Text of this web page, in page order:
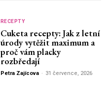
RECEPTY
Cuketa recepty: Jak z letní
úrody vytěžit maximum a
proč vám placky
rozbředají
Petra Zajícova - 31 července, 2026